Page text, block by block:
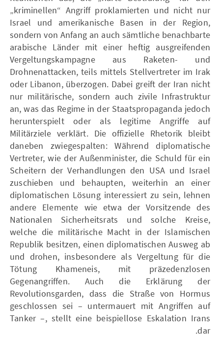
„kriminellen“ Angriff proklamierten und nicht nur
Israel und amerikanische Basen in der Region,
sondern von Anfang an auch sämtliche benachbarte
arabische Länder mit einer heftig ausgreifenden
Vergeltungskampagne aus Raketen- und
Drohnenattacken, teils mittels Stellvertreter im Irak
oder Libanon, überzogen. Dabei greift der Iran nicht
nur militärische, sondern auch zivile Infrastruktur
an, was das Regime in der Staatspropaganda jedoch
herunterspielt oder als legitime Angriffe auf
Militärziele verklärt. Die offizielle Rhetorik bleibt
daneben zwiegespalten: Während diplomatische
Vertreter, wie der Außenminister, die Schuld für ein
Scheitern der Verhandlungen den USA und Israel
zuschieben und behaupten, weiterhin an einer
diplomatischen Lösung interessiert zu sein, lehnen
andere Elemente wie etwa der Vorsitzende des
Nationalen Sicherheitsrats und solche Kreise,
welche die militärische Macht in der Islamischen
Republik besitzen, einen diplomatischen Ausweg ab
und drohen, insbesondere als Vergeltung für die
Tötung Khameneis, mit präzedenzlosen
Gegenangriffen. Auch die Erklärung der
Revolutionsgarden, dass die Straße von Hormus
geschlossen sei – untermauert mit Angriffen auf
Tanker –, stellt eine beispiellose Eskalation Irans
dar.